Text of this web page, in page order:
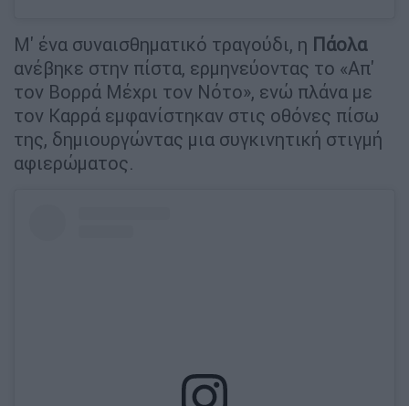
Μ' ένα συναισθηματικό τραγούδι, η Πάολα
ανέβηκε στην πίστα, ερμηνεύοντας το «Απ'
τον Βορρά Μέχρι τον Νότο», ενώ πλάνα με
τον Καρρά εμφανίστηκαν στις οθόνες πίσω
της, δημιουργώντας μια συγκινητική στιγμή
αφιερώματος.